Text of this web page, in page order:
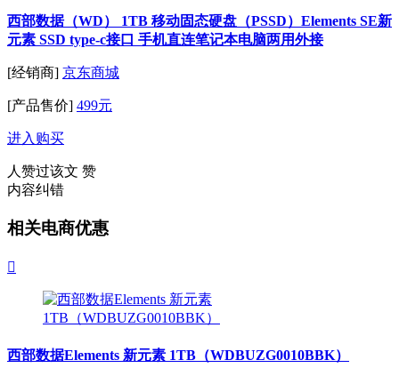
西部数据（WD） 1TB 移动固态硬盘（PSSD）Elements SE新
元素 SSD type-c接口 手机直连笔记本电脑两用外接
[经销商] 京东商城
[产品售价] 499元
进入购买
人赞过该文 赞
内容纠错
相关电商优惠

西部数据Elements 新元素 1TB（WDBUZG0010BBK）